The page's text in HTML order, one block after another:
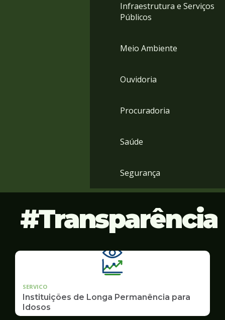
Infraestrutura e Serviços
Públicos
Meio Ambiente
Ouvidoria
Procuradoria
Saúde
Segurança
Transparência
SERVICO
Instituições de Longa Permanência para
Idosos